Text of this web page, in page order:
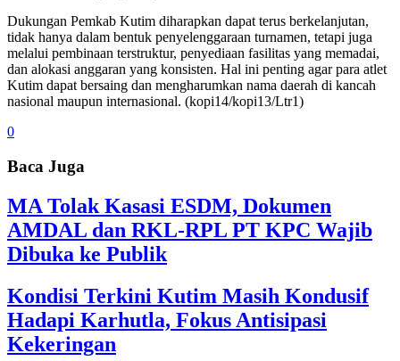
Dukungan Pemkab Kutim diharapkan dapat terus berkelanjutan,
tidak hanya dalam bentuk penyelenggaraan turnamen, tetapi juga
melalui pembinaan terstruktur, penyediaan fasilitas yang memadai,
dan alokasi anggaran yang konsisten. Hal ini penting agar para atlet
Kutim dapat bersaing dan mengharumkan nama daerah di kancah
nasional maupun internasional. (kopi14/kopi13/Ltr1)
0
Baca Juga
MA Tolak Kasasi ESDM, Dokumen
AMDAL dan RKL-RPL PT KPC Wajib
Dibuka ke Publik
Kondisi Terkini Kutim Masih Kondusif
Hadapi Karhutla, Fokus Antisipasi
Kekeringan